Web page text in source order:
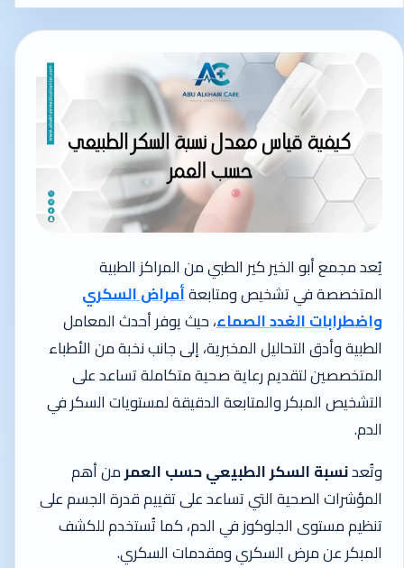
يُعد مجمع أبو الخير كير الطبي من المراكز الطبية
المتخصصة في تشخيص ومتابعةأمراض السكري
واضطرابات الغدد الصماء، حيث يوفر أحدث المعامل
الطبية وأدق التحاليل المخبرية، إلى جانب نخبة من الأطباء
المتخصصين لتقديم رعاية صحية متكاملة تساعد على
التشخيص المبكر والمتابعة الدقيقة لمستويات السكر في
الدم.
وتُعدنسبة السكر الطبيعي حسب العمرمن أهم
المؤشرات الصحية التي تساعد على تقييم قدرة الجسم على
تنظيم مستوى الجلوكوز في الدم، كما تُستخدم للكشف
المبكر عن مرض السكري ومقدمات السكري.